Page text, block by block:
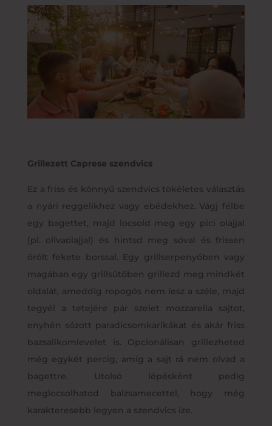
Grillezett Caprese szendvics
Ez a friss és könnyű szendvics tökéletes választás
a nyári reggelikhez vagy ebédekhez. Vágj félbe
egy bagettet, majd locsold meg egy pici olajjal
(pl. olívaolajjal) és hintsd meg sóval és frissen
őrölt fekete borssal. Egy grillserpenyőben vagy
magában egy grillsütőben grillezd meg mindkét
oldalát, ameddig ropogós nem lesz a széle, majd
tegyél a tetejére pár szelet mozzarella sajtot,
enyhén sózott paradicsomkarikákat és akár friss
bazsalikomlevelet is. Opcionálisan grillezheted
még egykét percig, amíg a sajt rá nem olvad a
bagettre. Utolsó lépésként pedig
meglocsolhatod balzsamecettel, hogy még
karakteresebb legyen a szendvics íze.